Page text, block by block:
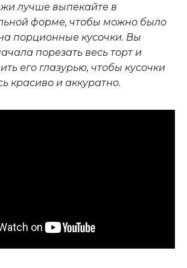
лучше выпекайте в
форме, чтобы можно было
порционные кусочки. Вы
порезать весь торт и
его глазурью, чтобы кусочки
красиво и аккуратно.